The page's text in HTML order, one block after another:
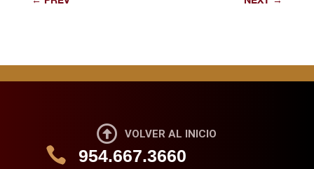
 VOLVER AL INICIO
 954.667.3660